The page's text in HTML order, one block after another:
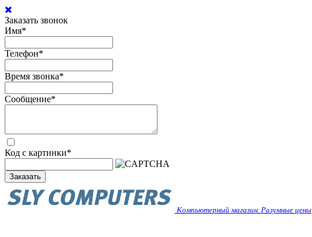
Заказать звонок
Имя*
Телефон*
Время звонка*
Сообщение*
Код с картинки*
Заказать
Компьютерный магазин. Разумные цены